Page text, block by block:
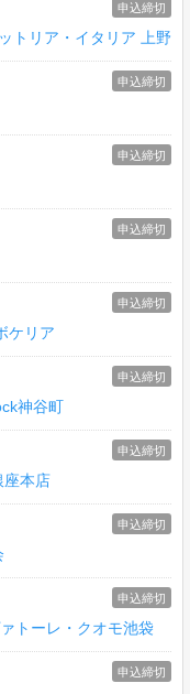
トリア・イタリア 上野
申込締切
申込締切
申込締切
申込締切
ケリア
申込締切
神谷町
申込締切
座本店
申込締切
申込締切
トーレ・クオモ池袋
申込締切
申込締切